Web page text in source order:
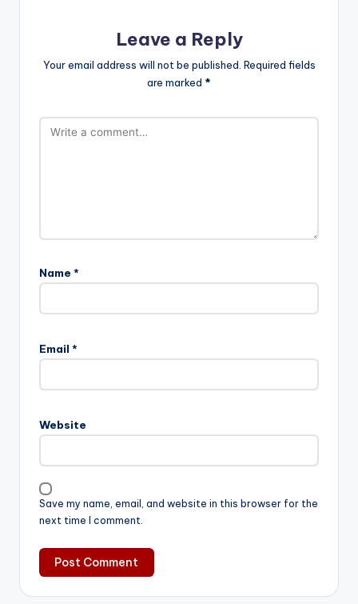
Leave a Reply
Your email address will not be published. Required fields
are marked *
Name *
Email *
Website
Save my name, email, and website in this browser for the
next time I comment.